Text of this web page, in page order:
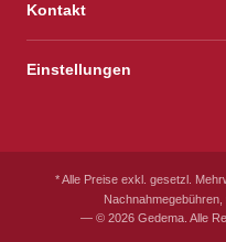
Kontakt
Einstellungen
* Alle Preise exkl. gesetzl.
— © 2026 Gedema. Alle